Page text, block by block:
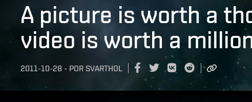
A picture is worth a
video is worth a
2011-10-28 - POR SVARTHOL